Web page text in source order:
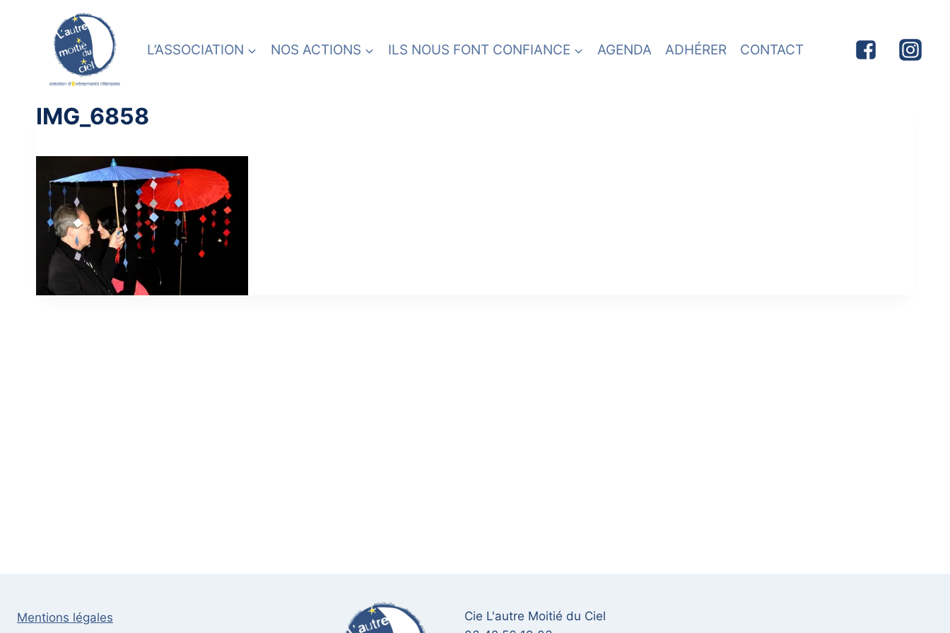
L’ASSOCIATION NOS ACTIONS ILS NOUS FONT CONFIANCE AGENDA ADHÉRER CONTACT
IMG_6858
Mentions légales
Cie L'autre Moitié du Ciel